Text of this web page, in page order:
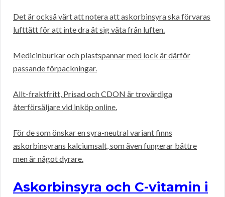
Det är också värt att notera att askorbinsyra ska förvaras
lufttätt för att inte dra åt sig väta från luften.
Medicinburkar och plastspannar med lock är därför
passande förpackningar.
Allt-fraktfritt, Prisad och CDON är trovärdiga
återförsäljare vid inköp online.
För de som önskar en syra-neutral variant finns
askorbinsyrans kalciumsalt, som även fungerar bättre
men är något dyrare.
Askorbinsyra och C-vitamin i